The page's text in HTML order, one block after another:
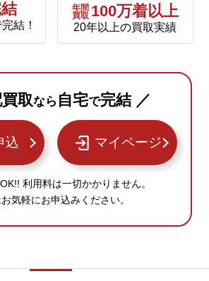
結！
年間
買取 100万着以上
20年以上の買取実績
取なら 自宅で完結 ／
込 マイページ
利用料は一切かかりません。
気軽にお申込みください。